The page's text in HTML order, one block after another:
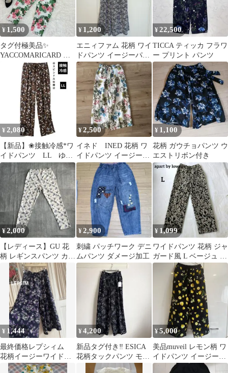
¥ 1,500
タグ付極美品✨
YACCOMARICARD 定
価31,900 花柄 総柄 パ
¥ 1,200
エニィファム 花柄 ワイ
ドパンツ イージーパン
ツ スカーチョ スカンツ
¥22,500
TICCA ティッカ フラワ
ー プリント パンツ
¥ 2,080
【新品】❀接触冷感*ワ
イドパンツ LL ゆる
らく プリントパンツ
❀
¥2,500
イネド INED 花柄 ワ
イドパンツ イージーパ
ンツ M
¥ 1,100
花柄 ガウチョパンツ ウ
エストリボン付き
¥2,000
【レディース】GU 花
柄 レギンスパンツ カジ
ュアル M
¥2,900
刺繍 パッチワーク デニ
ムパンツ ダメージ加工
¥ 1,099
ワイドパンツ 花柄 ジャ
ガード風 L ベージュ ブ
ラック
¥ 1,444
最終価格レプシィム
花柄イージーワイドパ
ンツF ネイビー×パープ
¥4,200
新品タグ付き‼︎ ESICA
花柄タックパンツ モノ
トーン
¥5,000
美品muveil レモン柄 ワ
イドパンツ イージーパ
ンツ ネイビー 最終